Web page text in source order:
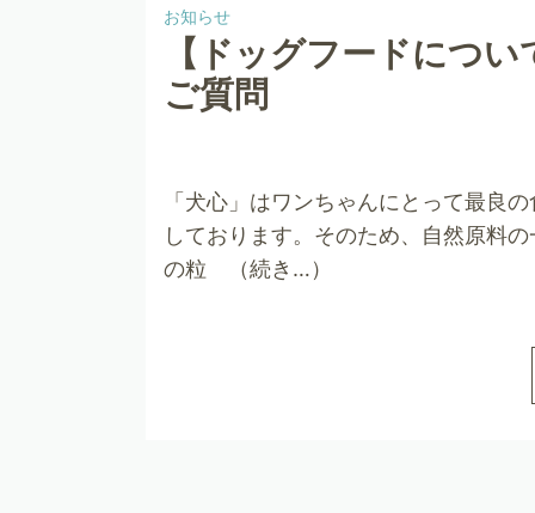
お知らせ
【ドッグフードにつ
ご質問
「犬心」はワンちゃんにとって最良
しております。そのため、自然原料
の粒 （続き…）